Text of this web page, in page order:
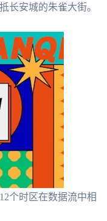
长安城的朱雀大街。
个时区在数据流中相